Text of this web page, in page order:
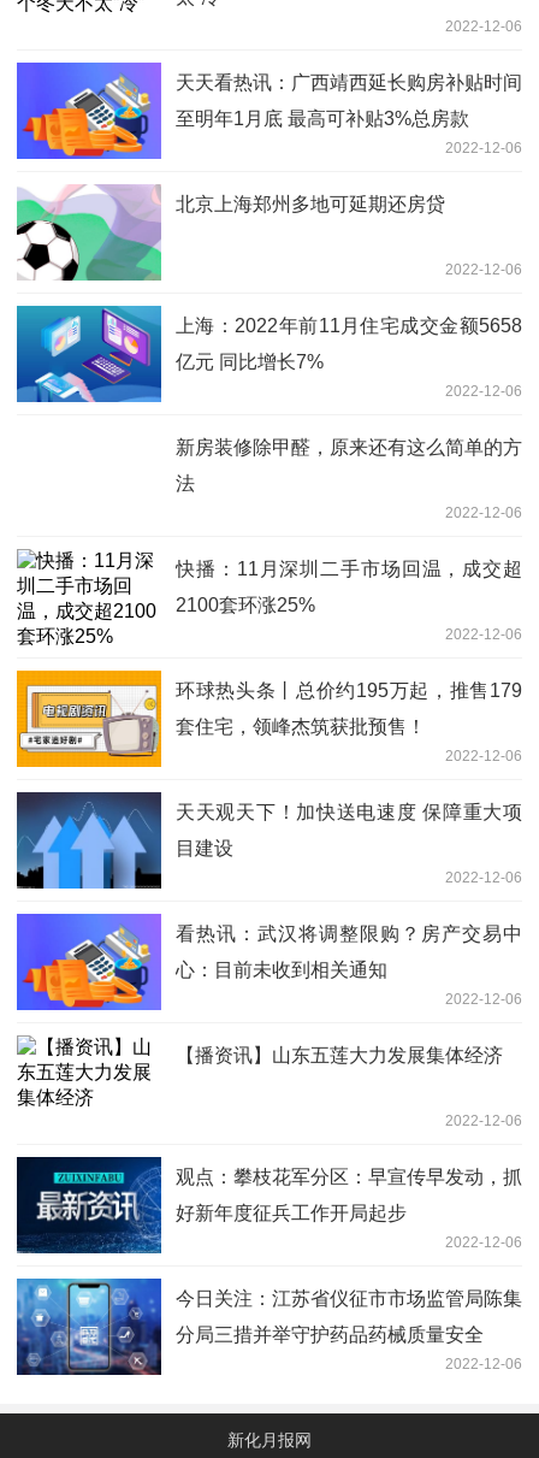
2022-12-06
天天看热讯：广西靖西延长购房补贴时间
至明年1月底 最高可补贴3%总房款
2022-12-06
北京上海郑州多地可延期还房贷
2022-12-06
上海：2022年前11月住宅成交金额5658
亿元 同比增长7%
2022-12-06
新房装修除甲醛，原来还有这么简单的方
法
2022-12-06
快播：11月深圳二手市场回温，成交超
2100套环涨25%
2022-12-06
环球热头条丨总价约195万起，推售179
套住宅，领峰杰筑获批预售！
2022-12-06
天天观天下！加快送电速度 保障重大项
目建设
2022-12-06
看热讯：武汉将调整限购？房产交易中
心：目前未收到相关通知
2022-12-06
【播资讯】山东五莲大力发展集体经济
2022-12-06
观点：攀枝花军分区：早宣传早发动，抓
好新年度征兵工作开局起步
2022-12-06
今日关注：江苏省仪征市市场监管局陈集
分局三措并举守护药品药械质量安全
2022-12-06
新化月报网